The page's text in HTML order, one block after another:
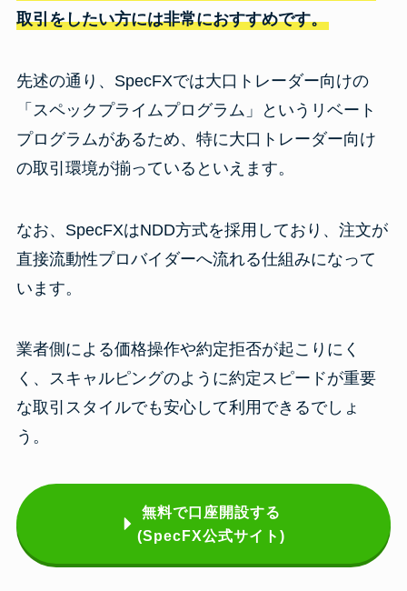
取引をしたい方には非常におすすめです。
先述の通り、SpecFXでは大口トレーダー向けの
「スペックプライムプログラム」というリベート
プログラムがあるため、特に大口トレーダー向け
の取引環境が揃っているといえます。
なお、SpecFXはNDD方式を採用しており、注文が
直接流動性プロバイダーへ流れる仕組みになって
います。
業者側による価格操作や約定拒否が起こりにく
く、スキャルピングのように約定スピードが重要
な取引スタイルでも安心して利用できるでしょ
う。
無料で口座開設する
(SpecFX公式サイト)